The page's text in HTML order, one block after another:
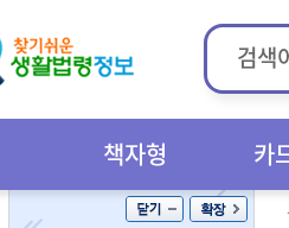
책자형 카